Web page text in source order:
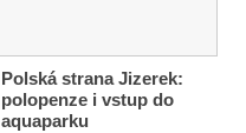
Polská strana Jizerek:
polopenze i vstup do
aquaparku